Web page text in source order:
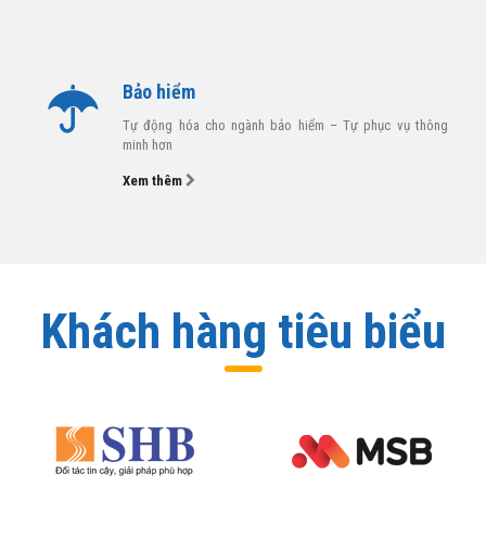
Bảo hiểm
Tự động hóa cho ngành bảo hiểm – Tự phục vụ thông
minh hơn
Xem thêm
Khách hàng tiêu biểu